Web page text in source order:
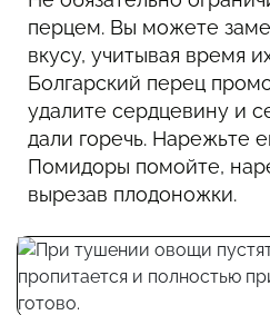
перцем. Вы можете
вкусу, учитывая время
Болгарский перец
удалите сердцевину и
дали горечь. Нарежьте
Помидоры помойте,
вырезав плодоножки.